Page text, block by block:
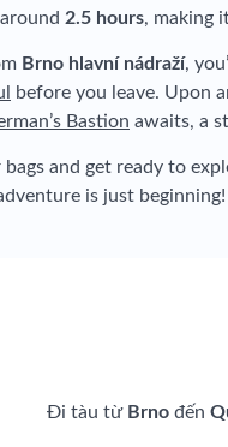
2.5 hours, making
Brno hlavní nádraží,
before you leave. Upon
Bastion awaits, a
bags and get ready to
is just beginning!
Đi tàu từ Brnođến